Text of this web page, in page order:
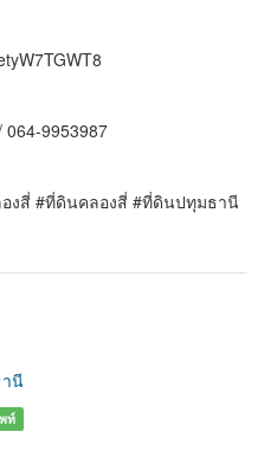
9953987
งสี่ #ที่ดินคลองสี่ #ที่ดินปทุมธานี
านี
ท์